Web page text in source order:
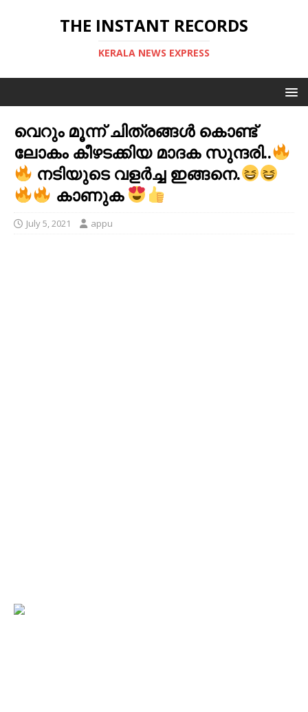
THE INSTANT RECORDS
KERALA NEWS EXPRESS
വെറും മൂന്ന് ചിത്രങ്ങള്‍ കൊണ്ട്
ലോകം കീഴടക്കിയ മാദക സുന്ദരി..
നടിയുടെ വളര്‍ച്ച ഇങ്ങനെ.
കാണുക
July 5, 2021 appu